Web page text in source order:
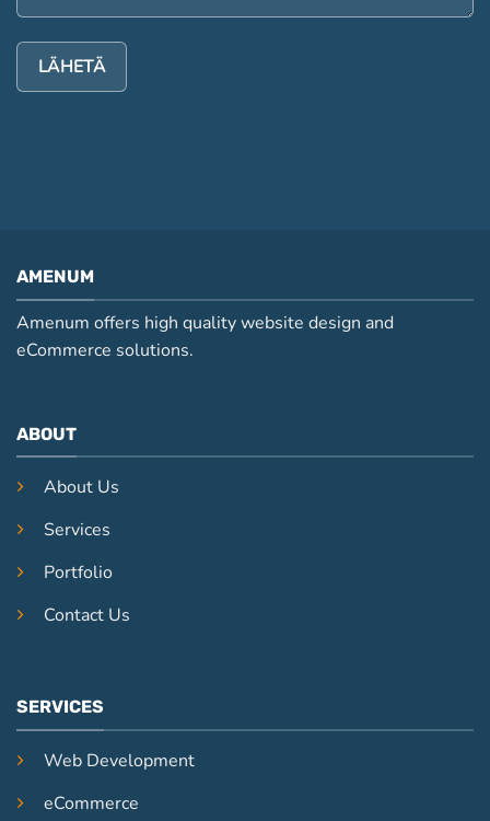
AMENUM
Amenum offers high quality website design and
eCommerce solutions.
ABOUT
About Us
Services
Portfolio
Contact Us
SERVICES
Web Development
eCommerce